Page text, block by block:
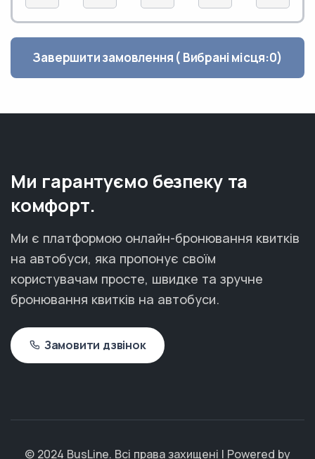
Завершити замовлення ( Вибрані місця:0)
Ми гарантуємо безпеку та
комфорт.
Ми є платформою онлайн-бронювання квитків
на автобуси, яка пропонує своїм
користувачам просте, швидке та зручне
бронювання квитків на автобуси.
Замовити дзвінок
© 2024 BusLine. Всі права захищені | Powered by